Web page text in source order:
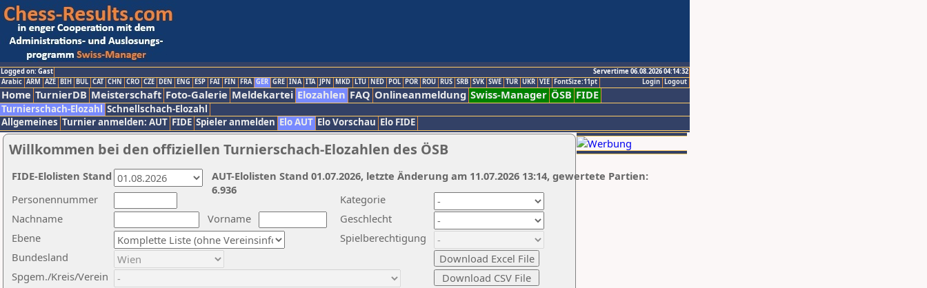
Logged on: Gast
Servertime 06.08.2026 04:14:32
Logout
Login
Arabic ARM AZE BIH BUL CAT CHN CRO CZE DEN ENG ESP FAI FIN FRA GER GRE INA ITA JPN MKD LTU NED POL POR ROU RUS SRB SVK SWE TUR UKR VIE FontSize:11pt
Home TurnierDB Meisterschaft Foto-Galerie Meldekartei Elozahlen FAQ Onlineanmeldung Swiss-Manager ÖSB FIDE
Turnierschach-Elozahl Schnellschach-Elozahl
Allgemeines Turnier anmelden: AUT FIDE Spieler anmelden Elo AUT Elo Vorschau Elo FIDE
Willkommen bei den offiziellen Turnierschach-Elozahlen des ÖSB
Nachname
Vorname
Ebene
Kategorie
Personennummer
Bundesland
Spgem./Kreis/Verein
Geschlecht
Spielberechtigung
AUT-Elolisten Stand 01.07.2026, letzte Änderung am 11.07.2026 13:14, gewertete Partien:
6.936
FIDE-Elolisten Stand